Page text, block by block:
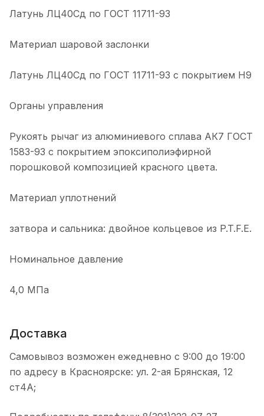
Латунь ЛЦ40Сд по ГОСТ 11711-93
Материал шаровой заслонки
Латунь ЛЦ40Сд по ГОСТ 11711-93 с покрытием Н9
Органы управления
Рукоять рычаг из алюминиевого сплава АК7 ГОСТ
1583-93 с покрытием эпоксиполиэфирной
порошковой композицией красного цвета.
Материал уплотнений
затвора и сальника: двойное кольцевое из P.T.F.E.
Номинальное давление
4,0 МПа
Доставка
Самовывоз возможен ежедневно с 9:00 до 19:00
по адресу в Красноярске: ул. 2-ая Брянская, 12
ст4А;